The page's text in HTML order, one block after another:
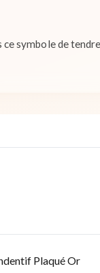
symbole de